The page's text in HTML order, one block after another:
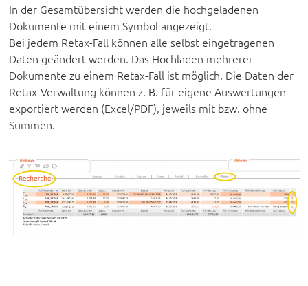
In der Gesamtübersicht werden die hochgeladenen
Dokumente mit einem Symbol angezeigt.
Bei jedem Retax-Fall können alle selbst eingetragenen
Daten geändert werden. Das Hochladen mehrerer
Dokumente zu einem Retax-Fall ist möglich. Die Daten der
Retax-Verwaltung können z. B. für eigene Auswertungen
exportiert werden (Excel/PDF), jeweils mit bzw. ohne
Summen.